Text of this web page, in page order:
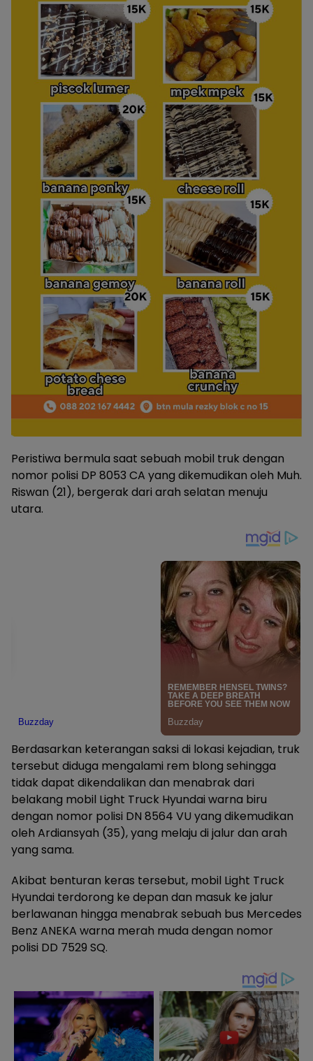
Peristiwa bermula saat sebuah mobil truk dengan
nomor polisi DP 8053 CA yang dikemudikan oleh Muh.
Riswan (21), bergerak dari arah selatan menuju
utara.
Berdasarkan keterangan saksi di lokasi kejadian, truk
tersebut diduga mengalami rem blong sehingga
tidak dapat dikendalikan dan menabrak dari
belakang mobil Light Truck Hyundai warna biru
dengan nomor polisi DN 8564 VU yang dikemudikan
oleh Ardiansyah (35), yang melaju di jalur dan arah
yang sama.
Akibat benturan keras tersebut, mobil Light Truck
Hyundai terdorong ke depan dan masuk ke jalur
berlawanan hingga menabrak sebuah bus Mercedes
Benz ANEKA warna merah muda dengan nomor
polisi DD 7529 SQ.